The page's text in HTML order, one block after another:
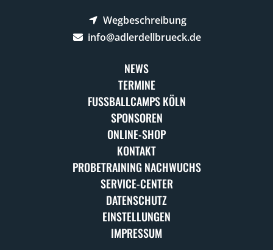
Wegbeschreibung
info@adlerdellbrueck.de
NEWS
TERMINE
FUSSBALLCAMPS KÖLN
SPONSOREN
ONLINE-SHOP
KONTAKT
PROBETRAINING NACHWUCHS
SERVICE-CENTER
DATENSCHUTZ
EINSTELLUNGEN
IMPRESSUM